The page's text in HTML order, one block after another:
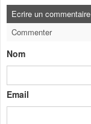
Ecrire un commentaire
Commenter
Nom
Email